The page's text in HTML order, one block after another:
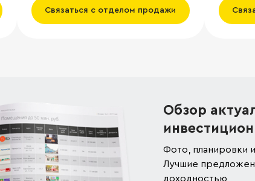
Связаться с отделом продажи
Обзор
Фото, планировки
Лучшие
доходностью